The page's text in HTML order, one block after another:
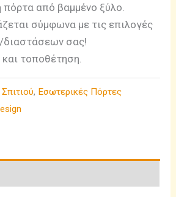
πόρτα από βαμμένο ξύλο.
σύμφωνα με τις επιλογές
σας!
τοποθέτηση.
, Εσωτερικές Πόρτες